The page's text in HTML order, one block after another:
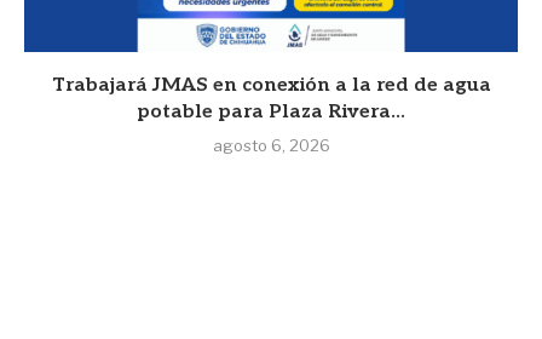
Trabajará JMAS en conexión a la red de agua
potable para Plaza Rivera...
agosto 6, 2026